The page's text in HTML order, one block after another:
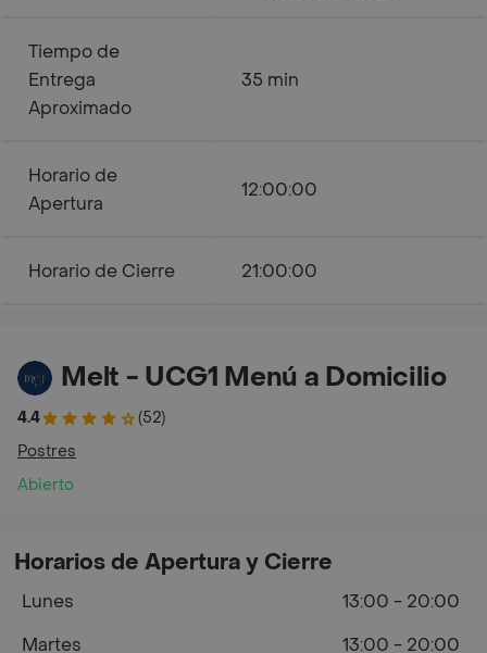
Tiempo de
Entrega
Aproximado
35 min
Horario de
Apertura
12:00:00
Horario de Cierre 21:00:00
Melt - UCG1 Menú a Domicilio
4.4
(52)
Postres
Abierto
Horarios de Apertura y Cierre
Lunes
13:00 - 20:00
Martes
13:00 - 20:00